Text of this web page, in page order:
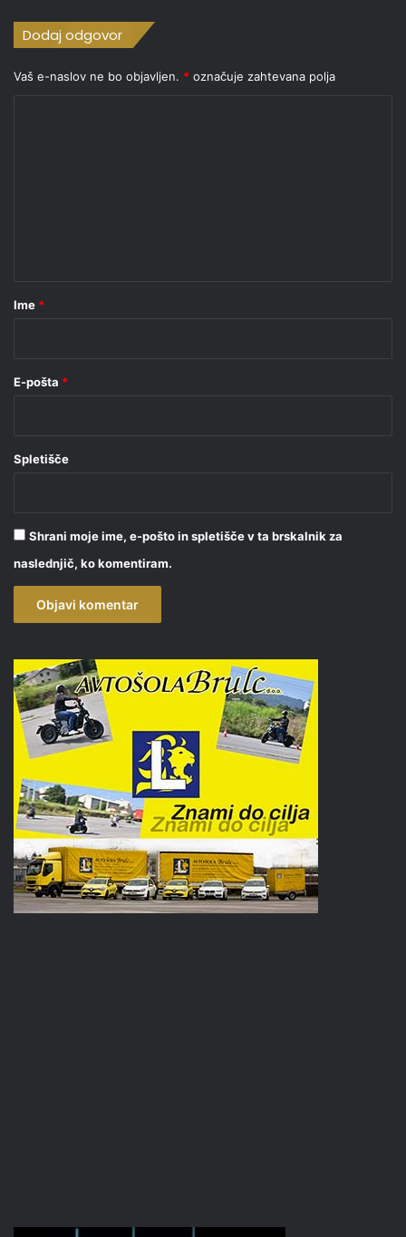
Dodaj odgovor
Vaš e-naslov ne bo objavljen. * označuje zahtevana polja
r
Ime *
E-pošta *
Spletišče
Shrani moje ime, e-pošto in spletišče v ta brskalnik za
naslednjič, ko komentiram.